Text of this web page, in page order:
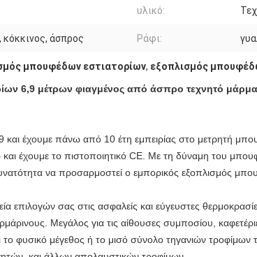
υλικό:
άσπρος Ράφι:
μπουφέδων εστιατορίων, εξοπλισμός
6,9 μέτρων φιαγμένος από άσπρο τεχνητό
και έχουμε πάνω από 10 έτη εμπειρίας στο μετρητή
έχουμε το πιστοποιητικό CE. Με τη δύναμη του
να προσαρμοστεί ο εμπορικός εξοπλισμός
επιλογών σας στις ασφαλείς και εύγευστες
Μεγάλος για τις αίθουσες συμποσίου,
φυσικό μέγεθος ή το μισό σύνολο τηγανιών τροφίμων